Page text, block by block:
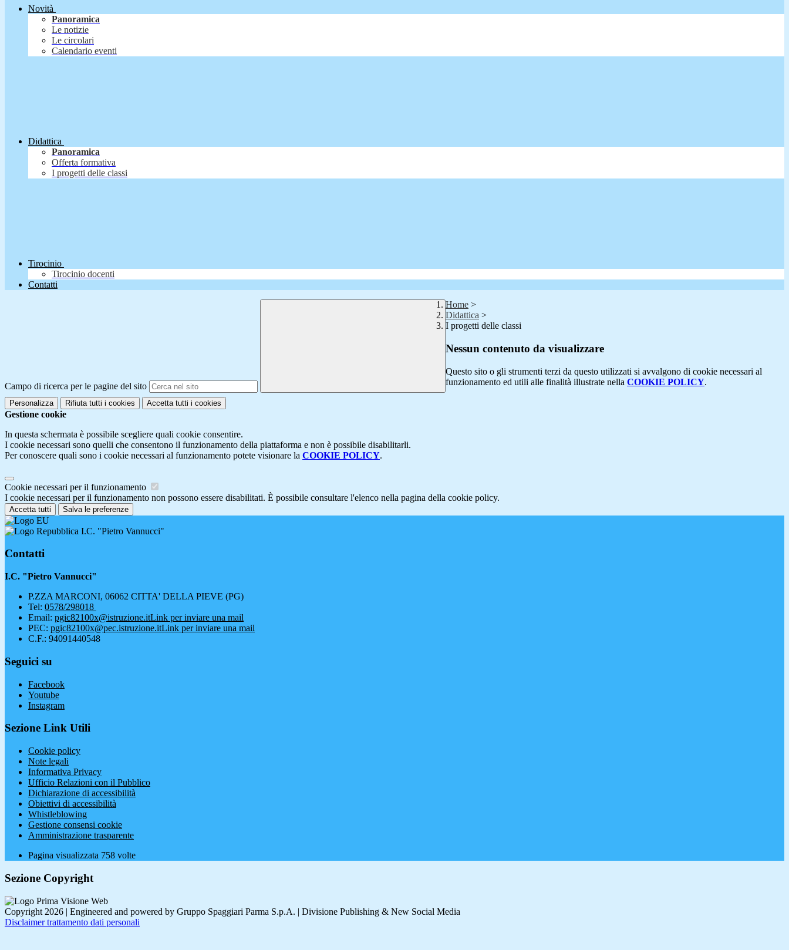
Novità
Panoramica
Le notizie
Le circolari
Calendario eventi
Didattica
Panoramica
Offerta formativa
I progetti delle classi
Tirocinio
Tirocinio docenti
Contatti
Campo di ricerca per le pagine del sito
Home >
Didattica >
I progetti delle classi
Nessun contenuto da visualizzare
Questo sito o gli strumenti terzi da questo utilizzati si avvalgono di cookie necessari al
funzionamento ed utili alle finalità illustrate nella COOKIE POLICY.
Personalizza Rifiuta tutti i cookies Accetta tutti i cookies
Gestione cookie
In questa schermata è possibile scegliere quali cookie consentire.
I cookie necessari sono quelli che consentono il funzionamento della piattaforma e non è possibile disabilitarli.
Per conoscere quali sono i cookie necessari al funzionamento potete visionare la COOKIE POLICY.
Cookie necessari per il funzionamento
I cookie necessari per il funzionamento non possono essere disabilitati. È possibile consultare l'elenco nella pagina della cookie policy.
Accetta tutti Salva le preferenze
I.C. "Pietro Vannucci"
Contatti
I.C. "Pietro Vannucci"
P.ZZA MARCONI, 06062 CITTA' DELLA PIEVE (PG)
Tel: 0578/298018
Email: pgic82100x@istruzione.itLink per inviare una mail
PEC: pgic82100x@pec.istruzione.itLink per inviare una mail
C.F.: 94091440548
Seguici su
Facebook
Youtube
Instagram
Sezione Link Utili
Cookie policy
Note legali
Informativa Privacy
Ufficio Relazioni con il Pubblico
Dichiarazione di accessibilità
Obiettivi di accessibilità
Whistleblowing
Gestione consensi cookie
Amministrazione trasparente
Pagina visualizzata 758 volte
Sezione Copyright
Copyright 2026 | Engineered and powered by Gruppo Spaggiari Parma S.p.A. | Divisione Publishing & New Social Media
Disclaimer trattamento dati personali